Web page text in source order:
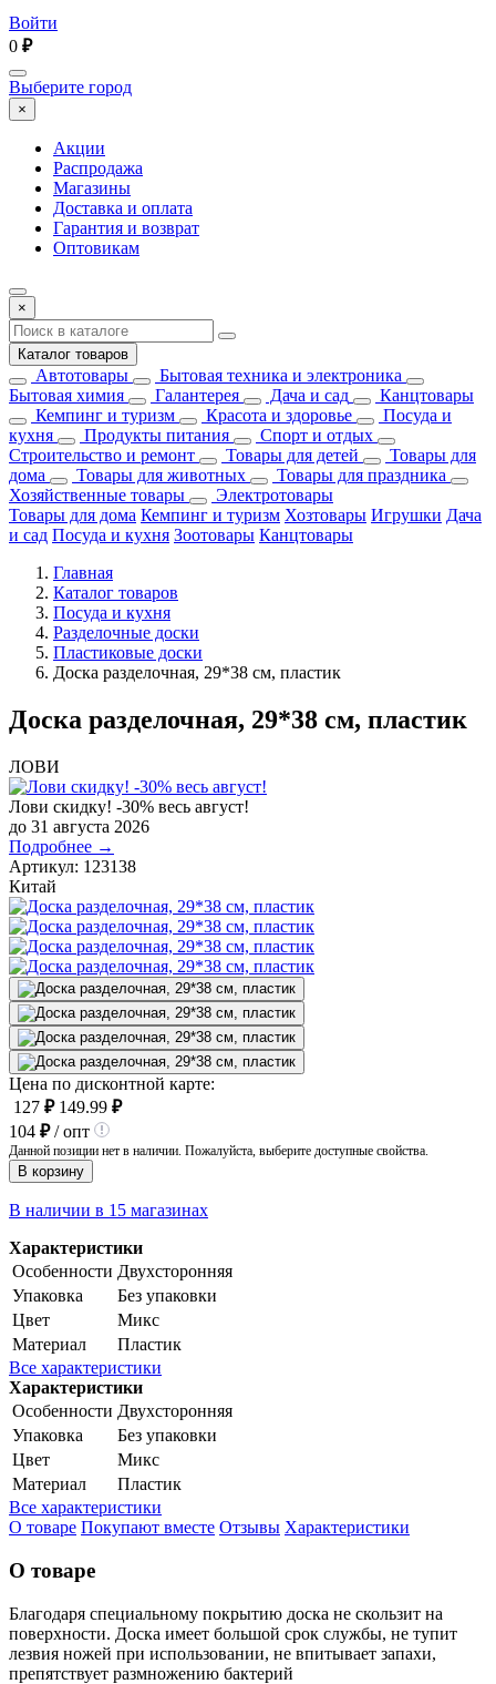
Войти
0 ₽
Выберите город
×
Акции
Распродажа
Магазины
Доставка и оплата
Гарантия и возврат
Оптовикам
×
Каталог товаров
Автотовары
Бытовая техника и электроника
Бытовая химия
Галантерея Дача и сад
Канцтовары
Кемпинг и туризм
Красота и здоровье
Посуда и
кухня
Продукты питания
Спорт и отдых
Строительство и ремонт
Товары для детей
Товары для
дома
Товары для животных
Товары для праздника
Хозяйственные товары
Электротовары
Товары для дома Кемпинг и туризм Хозтовары Игрушки Дача
и сад Посуда и кухня Зоотовары Канцтовары
Главная
Каталог товаров
Посуда и кухня
Разделочные доски
Пластиковые доски
Доска разделочная, 29*38 см, пластик
Доска разделочная, 29*38 см, пластик
ЛОВИ
Лови скидку! -30% весь август!
до 31 августа 2026
Подробнее →
Артикул: 123138
Китай
Цена по дисконтной карте:
127 ₽ 149.99 ₽
104 ₽/ опт
Данной позиции нет в наличии. Пожалуйста, выберите доступные свойства.
В корзину
В наличии в 15 магазинах
Характеристики
Особенности Двухсторонняя
Упаковка
Без упаковки
Цвет
Микс
Материал
Пластик
Все характеристики
Характеристики
Особенности Двухсторонняя
Упаковка
Без упаковки
Цвет
Микс
Материал
Пластик
Все характеристики
О товаре Покупают вместе Отзывы Характеристики
О товаре
Благодаря специальному покрытию доска не скользит на
поверхности. Доска имеет большой срок службы, не тупит
лезвия ножей при использовании, не впитывает запахи,
препятствует размножению бактерий